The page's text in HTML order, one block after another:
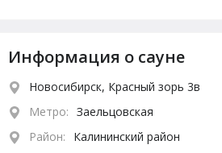
Информация о сауне
Новосибирск, Красный зорь 3в
Метро: Заельцовская
Район:
Калининский район